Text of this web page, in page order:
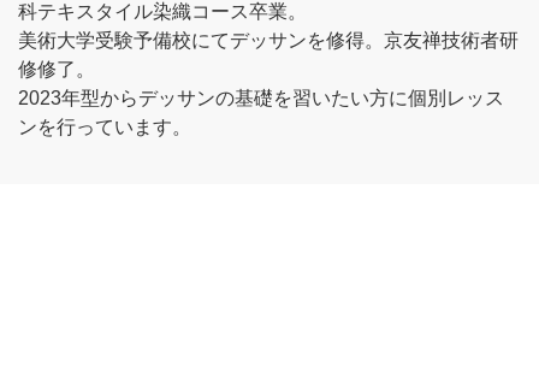
科テキスタイル染織コース卒業。
美術大学受験予備校にてデッサンを修得。京友禅技術者研
修修了。
2023年型からデッサンの基礎を習いたい方に個別レッス
ンを行っています。